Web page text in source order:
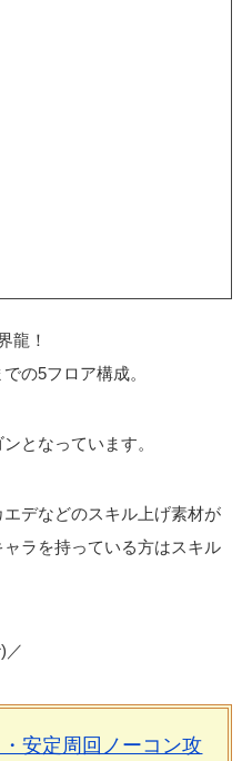
龍！
の5フロア構成。
となっています。
デなどのスキル上げ素材が
ラを持っている方はスキル
／
安定周回ノーコン攻